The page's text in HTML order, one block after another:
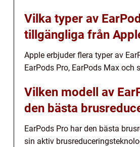
Vilka typer av
tillgängliga från
Apple erbjuder flera typer av
EarPods Pro, EarPods Max och
Vilken modell av
den bästa
EarPods Pro har den bästa
sin aktiv